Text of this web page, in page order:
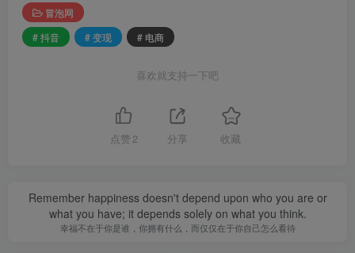
冒泡网
# 抖音
# 变现 # 电商
喜欢就支持一下吧
点赞 2 分享 收藏
Remember happiness doesn't depend upon who you are or
what you have; it depends solely on what you think.
幸福不在于你是谁，你拥有什么，而仅仅在于你自己怎么看待